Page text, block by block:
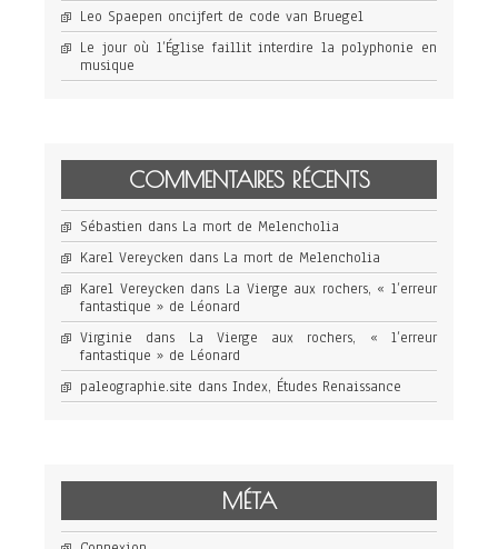
Leo Spaepen oncijfert de code van Bruegel
Le jour où l’Église faillit interdire la polyphonie en
musique
COMMENTAIRES RÉCENTS
Sébastien dans La mort de Melencholia
Karel Vereycken dans La mort de Melencholia
Karel Vereycken dans La Vierge aux rochers, « l’erreur
fantastique » de Léonard
Virginie dans La Vierge aux rochers, « l’erreur
fantastique » de Léonard
paleographie.site dans Index, Études Renaissance
MÉTA